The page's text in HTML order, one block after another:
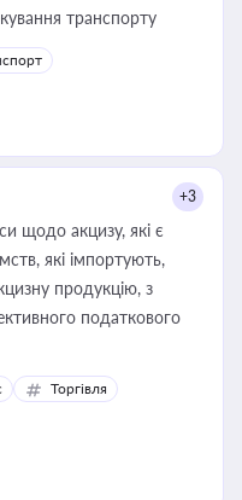
плату за земельні ділянки, за паркування транспорту
+3
щодо акцизу, які є
які імпортують,
продукцію, з
податкового
Торгівля